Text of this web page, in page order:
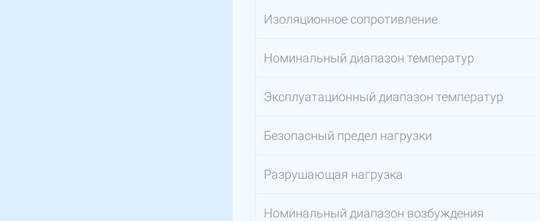
Изоляционное сопротивление
Номинальный диапазон температур
Эксплуатационный диапазон температур
Безопасный предел нагрузки
Разрушающая нагрузка
Номинальный диапазон возбуждения